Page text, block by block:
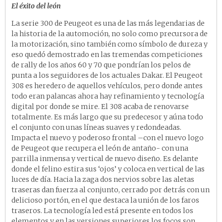
El éxito del león
La serie 300 de Peugeot es una de las más legendarias de
la historia de la automoción, no solo como precursora de
la motorización, sino también como símbolo de dureza y
eso quedó demostrado en las tremendas competiciones
de rally de los años 60 y 70 que pondrían los pelos de
punta a los seguidores de los actuales Dakar. El Peugeot
308 es heredero de aquellos vehículos, pero donde antes
todo eran palancas ahora hay refinamiento y tecnología
digital por donde se mire. El 308 acaba de renovarse
totalmente. Es más largo que su predecesor y aúna todo
el conjunto con unas líneas suaves y redondeadas.
Impacta el nuevo y poderoso frontal –con el nuevo logo
de Peugeot que recupera el león de antaño- con una
parrilla inmensa y vertical de nuevo diseño. Es delante
donde el felino estira sus ‘ojos’ y coloca en vertical de las
luces de día. Hacia la zaga dos nervios sobre las aletas
traseras dan fuerza al conjunto, cerrado por detrás con un
delicioso portón, en el que destaca la unión de los faros
traseros. La tecnología led está presente en todos los